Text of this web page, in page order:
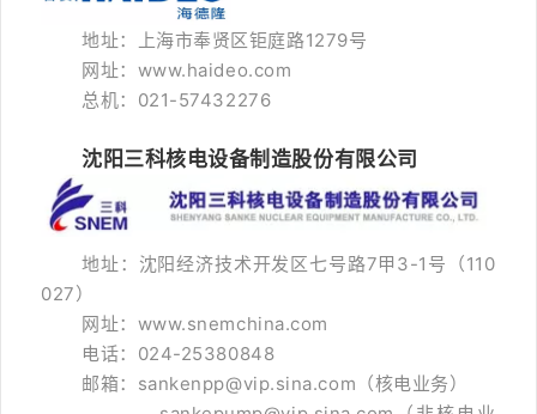
地址：上海市奉贤区钜庭路1279号
网址：www.haideo.com
总机：021-57432276
沈阳三科核电设备制造股份有限公司
地址：沈阳经济技术开发区七号路7甲3-1号（110
027）
网址：www.snemchina.com
电话：024-25380848
邮箱：sankenpp@vip.sina.com（核电业务）